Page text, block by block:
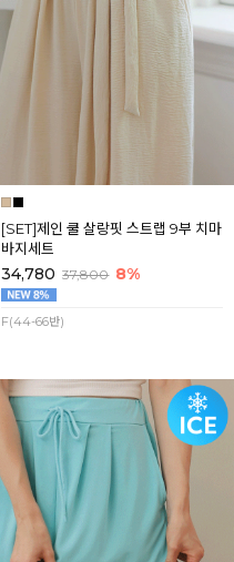
[SET]제인 쿨 살랑핏 스트랩 9부 치마
바지세트
34,780 37,800 8%
F(44-66반)